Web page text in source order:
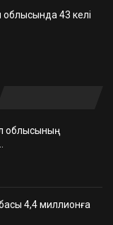
43 келі
облысының
4,4 миллионға